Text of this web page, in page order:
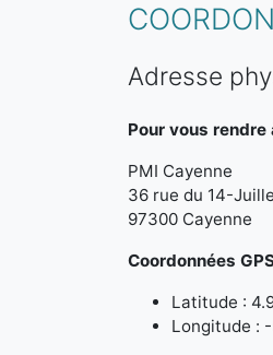
Adresse
Pour vous
PMI Cayenne
36 rue du 14-
97300 Cayenne
Coordonnées
Latitude :
Longitude :